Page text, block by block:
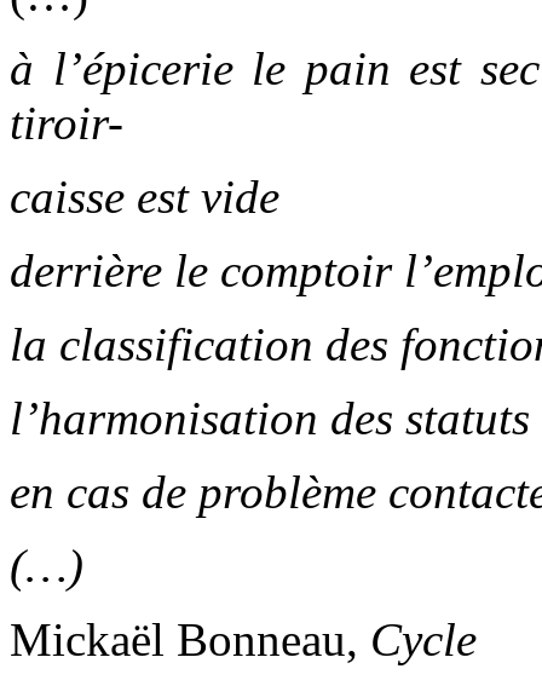
à l’épicerie le pain est
tiroir-
caisse est vide
derrière le comptoir
la classification des
l’harmonisation des statuts
en cas de problème
(…)
Mickaël Bonneau, Cycle